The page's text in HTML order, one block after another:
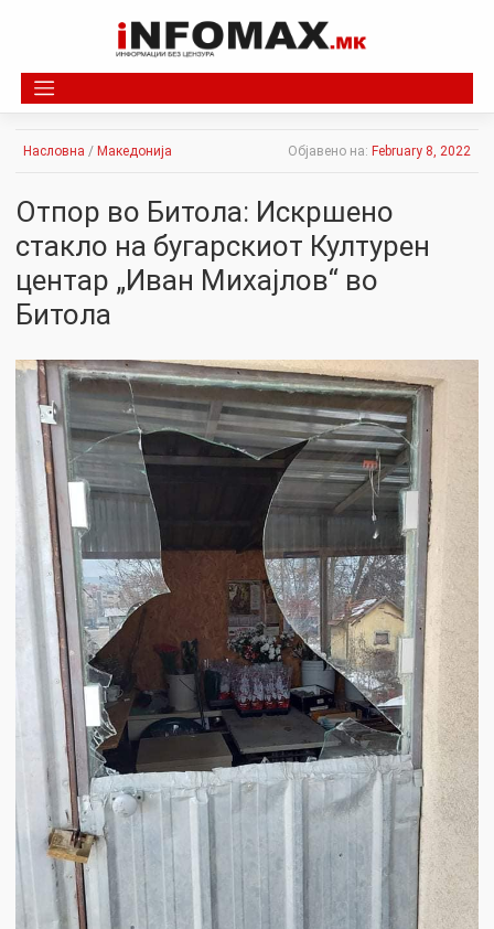
Насловна / Македонија Објавено на: February 8, 2022
Отпор во Битола: Искршено
стакло на бугарскиот Културен
центар „Иван Михајлов“ во
Битола